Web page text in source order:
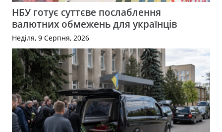
НБУ готує суттєве послаблення
валютних обмежень для українців
Неділя, 9 Серпня, 2026